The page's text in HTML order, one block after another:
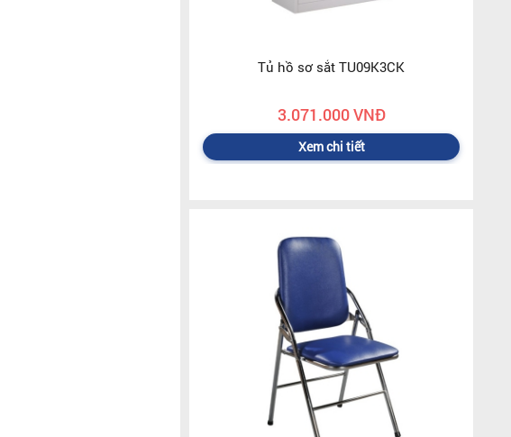
Tủ hồ sơ sắt TU09K3CK
3.071.000 VNĐ
Xem chi tiết